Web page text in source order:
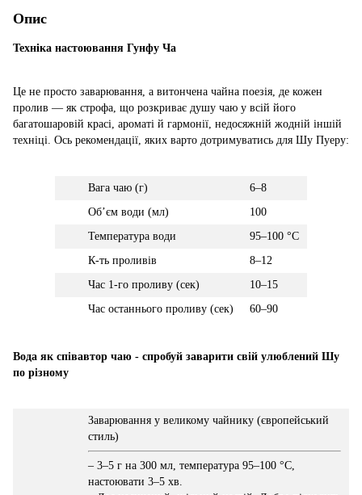
Опис
Техніка настоювання Гунфу Ча
Це не просто заварювання, а витончена чайна поезія, де кожен
пролив — як строфа, що розкриває душу чаю у всій його
багатошаровій красі, ароматі й гармонії, недосяжній жодній іншій
техніці. Ось рекомендації, яких варто дотримуватись для Шу Пуеру:
Вага чаю (г)
6–8
Обʼєм води (мл)
100
Температура води
95–100 °C
К-ть проливів
8–12
Час 1-го проливу (сек)
10–15
Час останнього проливу (сек)
60–90
Вода як співавтор чаю - спробуй заварити свій улюблений Шу
по різному
Заварювання у великому чайнику (європейський
стиль)
– 3–5 г на 300 мл, температура 95–100 °C,
настоювати 3–5 хв.